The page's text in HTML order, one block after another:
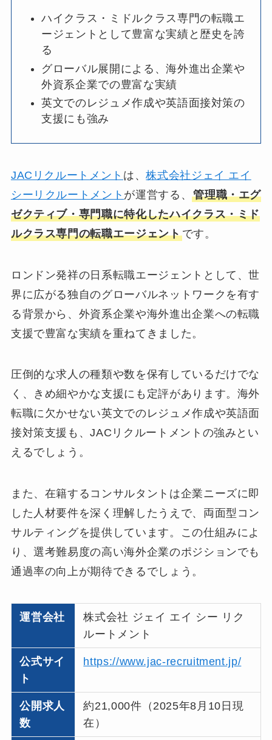
ハイクラス・ミドルクラス専門の転職エ
ージェントとして豊富な実績と歴史を誇
る
グローバル展開による、海外進出企業や
外資系企業での豊富な実績
英文でのレジュメ作成や英語面接対策の
支援にも強み
JACリクルートメント は、株式会社ジェイ エイ
シーリクルートメント が運営する、管理職・エグ
ゼクティブ・専門職に特化したハイクラス・ミド
ルクラス専門の転職エージェントです。
ロンドン発祥の日系転職エージェントとして、世
界に広がる独自のグローバルネットワークを有す
る背景から、外資系企業や海外進出企業への転職
支援で豊富な実績を重ねてきました。
圧倒的な求人の種類や数を保有しているだけでな
く、きめ細やかな支援にも定評があります。海外
転職に欠かせない英文でのレジュメ作成や英語面
接対策支援も、JACリクルートメントの強みとい
えるでしょう。
また、在籍するコンサルタントは企業ニーズに即
した人材要件を深く理解したうえで、両面型コン
サルティングを提供しています。この仕組みによ
り、選考難易度の高い海外企業のポジションでも
通過率の向上が期待できるでしょう。
運営会社
株式会社 ジェイ エイ シー リク
ルートメント
公式サイ
ト
https://www.jac-recruitment.jp/
公開求人
数
約21,000件（2025年8月10日現
在）